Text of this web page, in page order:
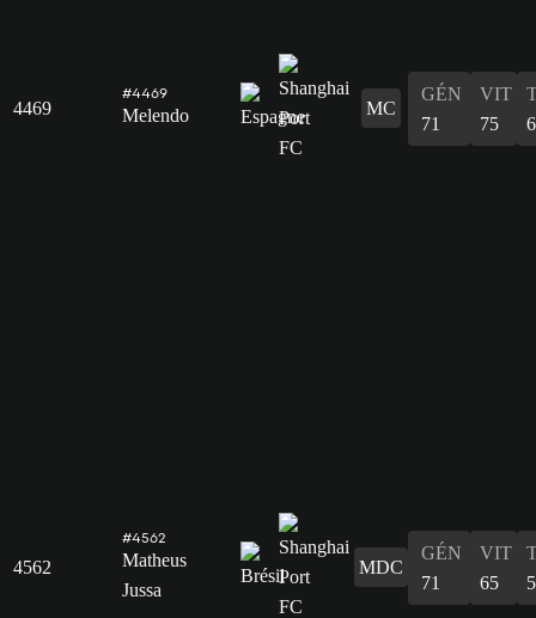
4469
#4469
Melendo MC
GÉN
71
VIT
75
4562
#4562
Matheus
Jussa
MDC
GÉN
71
VIT
65